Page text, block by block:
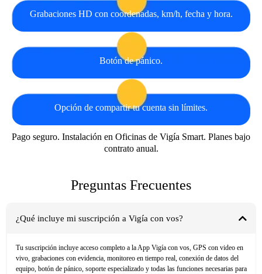
Grabaciones HD con coordenadas, km/h, fecha y hora.
Botón de pánico.
Opción de compartir tu cuenta sin límites.
Pago seguro. Instalación en Oficinas de Vigía Smart. Planes bajo
contrato anual.
Preguntas Frecuentes
¿Qué incluye mi suscripción a Vigía con vos?
Tu suscripción incluye acceso completo a la App Vigía con vos, GPS con video en
vivo, grabaciones con evidencia, monitoreo en tiempo real, conexión de datos del
equipo, botón de pánico, soporte especializado y todas las funciones necesarias para